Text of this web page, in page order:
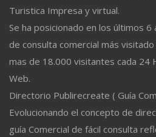
Turistica Impresa y virtual.
Se ha posicionado en los últimos
de consulta comercial más
mas de 18.000 visitantes cada 24
Web.
Directorio Publirecreate ( Guía
Evolucionando el concepto de
guía Comercial de fácil consulta